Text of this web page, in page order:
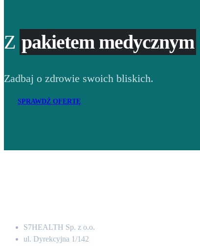
Z pakietem medycznym
Zadbaj o zdrowie swoich bliskich.
SPRAWDŹ OFERTĘ
S7HEALTH Sp. z o.o.
ul. Dyrekcyjna 1/142